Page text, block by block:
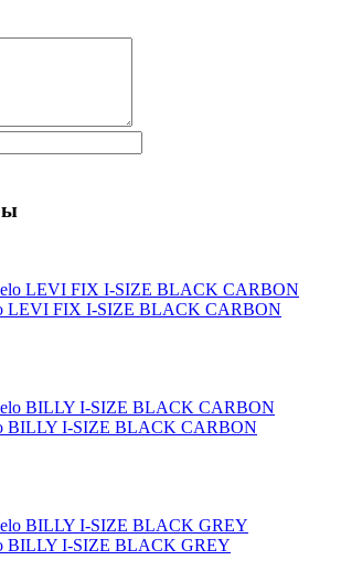
LEVI FIX I-SIZE BLACK CARBON
BILLY I-SIZE BLACK CARBON
BILLY I-SIZE BLACK GREY